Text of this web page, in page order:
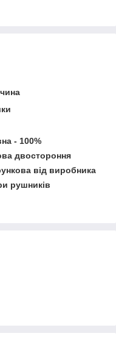
- 100%
двостороння
від виробника
рушників